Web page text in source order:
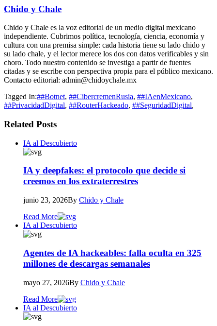
Chido y Chale
Chido y Chale es la voz editorial de un medio digital mexicano
independiente. Cubrimos política, tecnología, ciencia, economía y
cultura con una premisa simple: cada historia tiene su lado chido y
su lado chale, y el lector merece los dos con datos verificables y sin
choro. Todo nuestro contenido se investiga a partir de fuentes
citadas y se escribe con perspectiva propia para el público mexicano.
Contacto editorial: admin@chidoychale.mx
Tagged In:##Botnet, ##CibercremenRusia, ##IAenMexicano,
##PrivacidadDigital, ##RouterHackeado, ##SeguridadDigital,
Related Posts
IA al Descubierto
IA y deepfakes: el protocolo que decide si
creemos en los extraterrestres
junio 23, 2026By Chido y Chale
Read More
IA al Descubierto
Agentes de IA hackeables: falla oculta en 325
millones de descargas semanales
mayo 27, 2026By Chido y Chale
Read More
IA al Descubierto